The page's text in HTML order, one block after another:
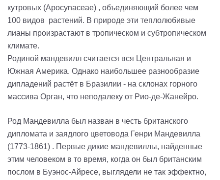
кутровых (Apocynaceae) , объединяющий более чем
100 видов растений. В природе эти теплолюбивые
лианы произрастают в тропическом и субтропическом
климате.
Родиной мандевилл считается вся Центральная и
Южная Америка. Однако наибольшее разнообразие
дипладений растёт в Бразилии - на склонах горного
массива Орган, что неподалеку от Рио-де-Жанейро.
Род Мандевилла был назван в честь британского
дипломата и заядлого цветовода Генри Мандевилла
(1773-1861) . Первые дикие мандевиллы, найденные
этим человеком в то время, когда он был британским
послом в Буэнос-Айресе, выглядели не так эффектно,